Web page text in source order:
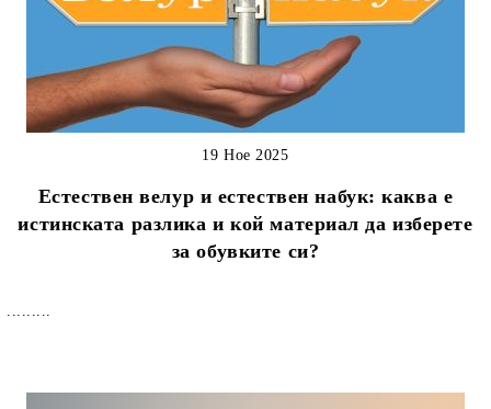
Естествен велур и естествен набук: каква е
истинската разлика и кой материал да изберете
за обувките си?
19 Ное 2025